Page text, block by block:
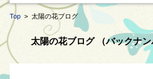
Top > 太陽の花ブログ
太陽の花ブログ （バックナン